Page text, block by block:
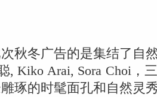
冬广告的是集结了自
, Kiko Arai, Sora Choi，
琢的时髦面孔和自然灵